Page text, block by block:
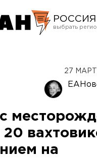
РОССИЯ
Оренбург
27
на